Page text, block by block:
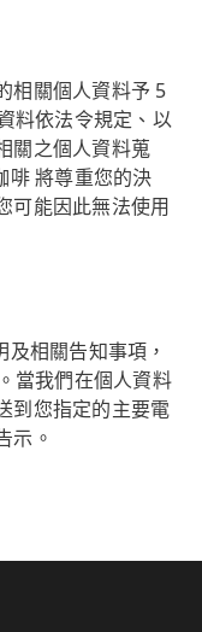
相關個人資料予 5
料依法令規定、以
關之個人資料蒐
啡 將尊重您的決
可能因此無法使用
相關告知事項，
當我們在個人資料
到您指定的主要電
示。